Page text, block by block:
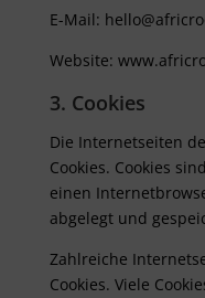
E-Mail:
Website:
3. Cookies
Die Internetseiten
Cookies. Cookies
einen
abgelegt und
Zahlreiche
Cookies. Viele